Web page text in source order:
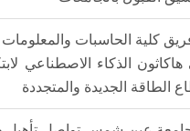
كلية الحاسبات
الذكاء الاصطناعي
الطاقة الجديدة والمتجددة